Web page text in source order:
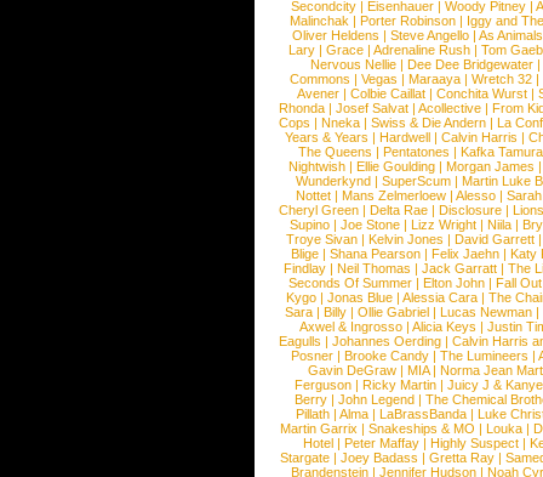
Secondcity |Eisenhauer |Woody Pitney |
Malinchak |Porter Robinson | Iggy and
Oliver Heldens |Steve Angello |As Animals
Lary | Grace | Adrenaline Rush | Tom
Nervous Nellie | Dee Dee Bridgewater |
Commons |Vegas |Maraaya |Wretch 32 |
Avener | Colbie Caillat | Conchita Wurst |
Rhonda | Josef Salvat | Acollective | From
Cops | Nneka | Swiss & Die Andern | La
Years & Years |Hardwell |Calvin Harris |
The Queens | Pentatones | Kafka Tamura
Nightwish |Ellie Goulding |Morgan James
Wunderkynd | SuperScum | Martin Luke
Nottet |Mans Zelmerloew |Alesso |
Cheryl Green |Delta Rae |Disclosure |
Supino |Joe Stone |Lizz Wright |Niila |
Troye Sivan | Kelvin Jones | David Garrett
Blige | Shana Pearson | Felix Jaehn | Katy
Findlay |Neil Thomas |Jack Garratt |The
Seconds Of Summer |Elton John |Fall
Kygo |Jonas Blue |Alessia Cara |The
Sara |Billy |Ollie Gabriel |Lucas Newman |
Axwel & Ingrosso | Alicia Keys | Justin
Eagulls |Johannes Oerding |Calvin Harris
Posner |Brooke Candy |The Lumineers |
Gavin DeGraw | MIA| Norma Jean
Ferguson | Ricky Martin | Juicy J &
Berry | John Legend | The Chemical
Pillath |Alma |LaBrassBanda |Luke
Martin Garrix | Snakeships & MO | Louka |
Hotel | Peter Maffay | Highly Suspect |
Stargate |Joey Badass |Gretta Ray |
Brandenstein |Jennifer Hudson |Noah